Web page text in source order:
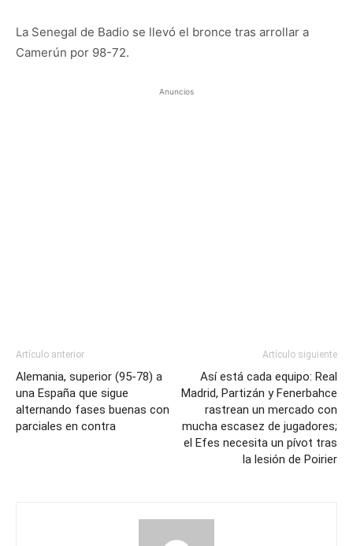
La Senegal de Badio se llevó el bronce tras arrollar a
Camerún por 98-72.
Anuncios
Artículo anterior
Alemania, superior (95-78) a
una España que sigue
alternando fases buenas con
parciales en contra
Artículo siguiente
Así está cada equipo: Real
Madrid, Partizán y Fenerbahce
rastrean un mercado con
mucha escasez de jugadores;
el Efes necesita un pívot tras
la lesión de Poirier